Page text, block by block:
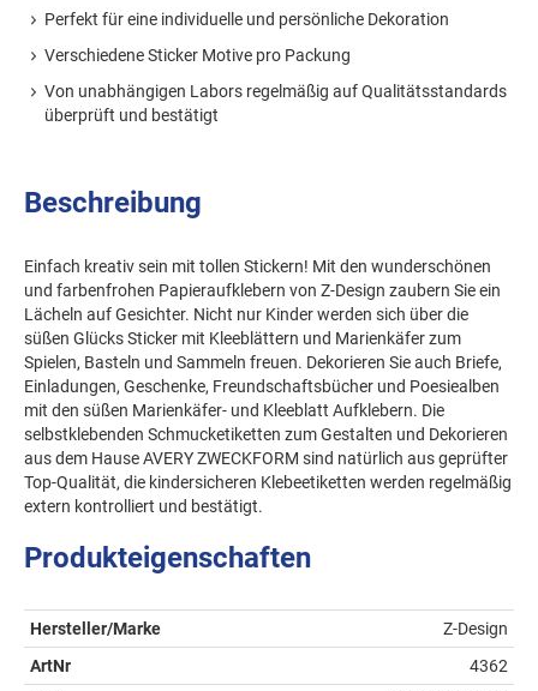
Perfekt für eine individuelle und persönliche Dekoration
Verschiedene Sticker Motive pro Packung
Von unabhängigen Labors regelmäßig auf Qualitätsstandards
überprüft und bestätigt
Beschreibung
Einfach kreativ sein mit tollen Stickern! Mit den wunderschönen
und farbenfrohen Papieraufklebern von Z-Design zaubern Sie ein
Lächeln auf Gesichter. Nicht nur Kinder werden sich über die
süßen Glücks Sticker mit Kleeblättern und Marienkäfer zum
Spielen, Basteln und Sammeln freuen. Dekorieren Sie auch Briefe,
Einladungen, Geschenke, Freundschaftsbücher und Poesiealben
mit den süßen Marienkäfer- und Kleeblatt Aufklebern. Die
selbstklebenden Schmucketiketten zum Gestalten und Dekorieren
aus dem Hause AVERY ZWECKFORM sind natürlich aus geprüfter
Top-Qualität, die kindersicheren Klebeetiketten werden regelmäßig
extern kontrolliert und bestätigt.
Produkteigenschaften
Hersteller/Marke
Z-Design
ArtNr
4362